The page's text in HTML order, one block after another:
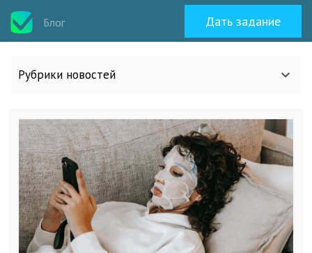
Блог Дать задание
Рубрики новостей
Все статьи
О work-zilla.com
Кейсы
Новости сервиса